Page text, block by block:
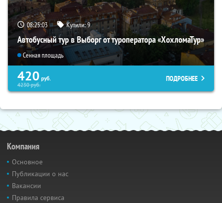
08:25:02 Купили:9
Автобусный тур в Выборг от туроператора «ХохломаТур»
Сенная площадь
420 руб.
4230руб.
ПОДРОБНЕЕ
Компания
Основное
Публикации о нас
Вакансии
Правила сервиса